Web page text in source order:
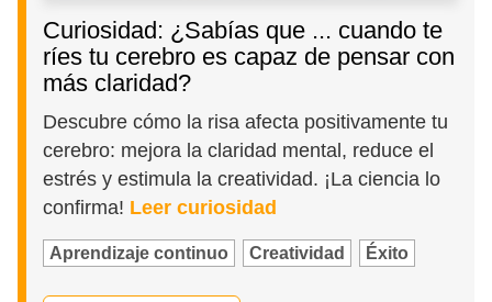
Curiosidad: ¿Sabías que ... cuando te
ríes tu cerebro es capaz de pensar con
más claridad?
Descubre cómo la risa afecta positivamente tu
cerebro: mejora la claridad mental, reduce el
estrés y estimula la creatividad. ¡La ciencia lo
confirma! Leer curiosidad
Aprendizaje continuo Creatividad Éxito